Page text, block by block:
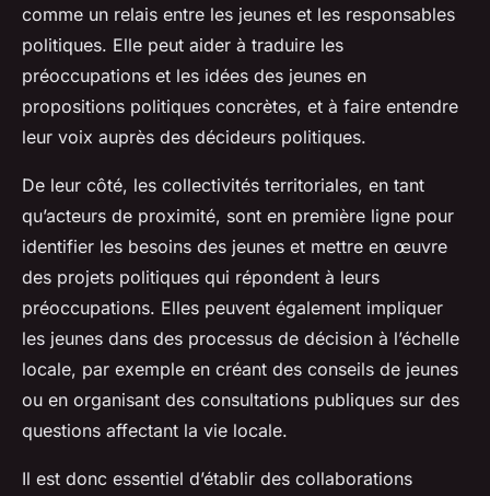
comme un relais entre les jeunes et les responsables
politiques. Elle peut aider à traduire les
préoccupations et les idées des jeunes en
propositions politiques concrètes, et à faire entendre
leur voix auprès des décideurs politiques.
De leur côté, les collectivités territoriales, en tant
qu’acteurs de proximité, sont en première ligne pour
identifier les besoins des jeunes et mettre en œuvre
des projets politiques qui répondent à leurs
préoccupations. Elles peuvent également impliquer
les jeunes dans des processus de décision à l’échelle
locale, par exemple en créant des conseils de jeunes
ou en organisant des consultations publiques sur des
questions affectant la vie locale.
Il est donc essentiel d’établir des collaborations